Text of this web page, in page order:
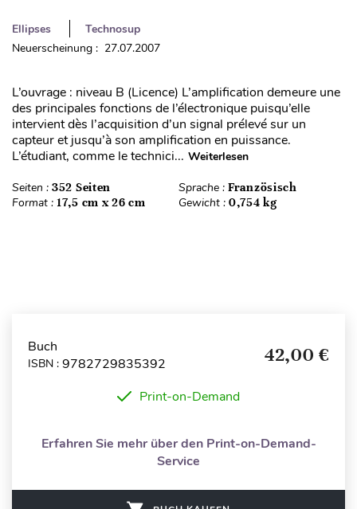
Ellipses
Technosup
Neuerscheinung : 27.07.2007
L’ouvrage : niveau B (Licence) L’amplification demeure une
des principales fonctions de l’électronique puisqu’elle
intervient dès l’acquisition d’un signal prélevé sur un
capteur et jusqu’à son amplification en puissance.
L’étudiant, comme le technici... Weiterlesen
Seiten : 352 Seiten Sprache : Französisch
Format : 17,5 cm x 26 cm Gewicht : 0,754 kg
Buch
ISBN : 9782729835392 42,00 €
Print-on-Demand
Erfahren Sie mehr über den Print-on-Demand-
Service